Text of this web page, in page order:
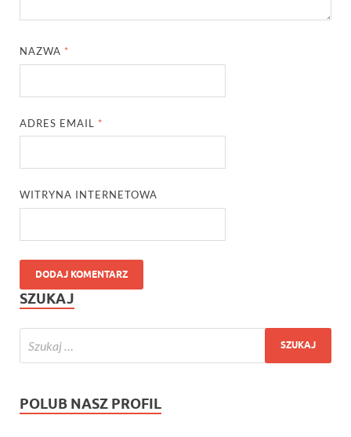
NAZWA *
ADRES EMAIL *
WITRYNA INTERNETOWA
SZUKAJ
POLUB NASZ PROFIL